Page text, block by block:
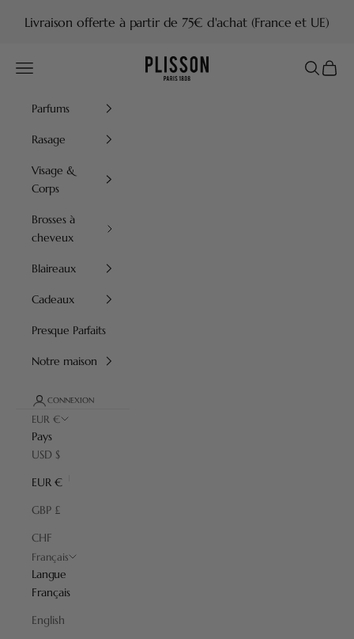
Livraison offerte à partir de 75€ d'achat (France et UE)
Plisson 1808
Menu Recherche
Panier
Parfums
Rasage
Visage &
Corps
Brosses à
cheveux
Blaireaux
Cadeaux
Presque Parfaits
Notre maison
CONNEXION
EUR €
Pays
USD $
EUR €
GBP £
CHF
Français
Langue
Français
English